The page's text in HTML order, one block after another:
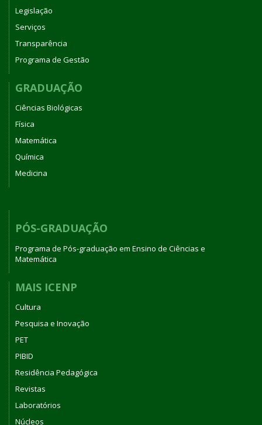
Legislação
Serviços
Transparência
Programa de Gestão
GRADUAÇÃO
Ciências Biológicas
Física
Matemática
Química
Medicina
PÓS-GRADUAÇÃO
Programa de Pós-graduação em Ensino de Ciências e
Matemática
MAIS ICENP
Cultura
Pesquisa e Inovação
PET
PIBID
Residência Pedagógica
Revistas
Laboratórios
Núcleos